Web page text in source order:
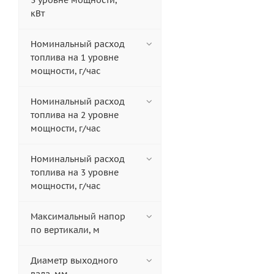
кВт
Номинальный расход
топлива на 1 уровне
мощности, г/час
Номинальный расход
топлива на 2 уровне
мощности, г/час
Номинальный расход
топлива на 3 уровне
мощности, г/час
Максимальный напор
по вертикали, м
Диаметр выходного